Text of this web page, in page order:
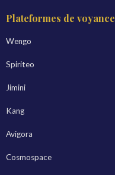
Plateformes de voyance
Wengo
Spiriteo
Jimini
Kang
Avigora
Cosmospace